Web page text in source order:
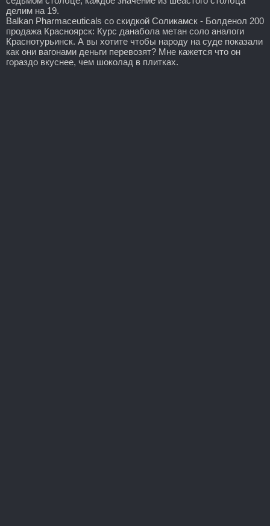
делим на 19.
Balkan Pharmaceuticals со скидкой Соликамск - Болденол 200
продажа Красноярск: Курс данабола метан соло аналоги
Краснотурьинск. А вы хотите чтобы народу на суде показали
как они вагонами деньги перевозят? Мне кажется что он
гораздо вкуснее, чем шоколад в плитках.